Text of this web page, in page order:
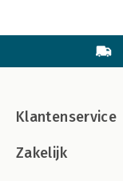
Klantenservice
Zakelijk